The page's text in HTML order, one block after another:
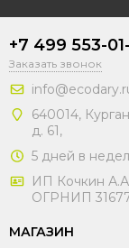
+7 499 553-
Заказать звонок
640014,
д. 61,
5 дней в
ИП Кочкин
ОГРНИП
МАГАЗИН